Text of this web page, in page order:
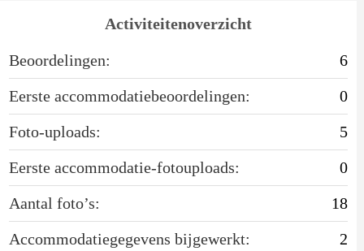
Activiteitenoverzicht
Beoordelingen:
6
Eerste accommodatiebeoordelingen:
0
Foto-uploads:
5
Eerste accommodatie-fotouploads:
0
Aantal foto’s:
18
Accommodatiegegevens bijgewerkt:
2